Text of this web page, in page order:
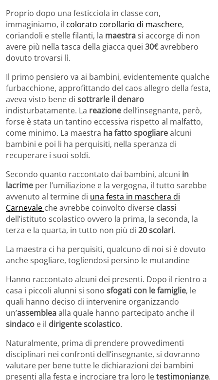
Proprio dopo una festicciola in classe con,
immaginiamo, il colorato corollario di maschere,
coriandoli e stelle filanti, la maestrasi accorge di non
avere più nella tasca della giacca quei 30€avrebbero
dovuto trovarsi lì.
Il primo pensiero va ai bambini, evidentemente qualche
furbacchione, approfittando del caos allegro della festa,
aveva visto bene di sottrarle il denaro
indisturbatamente. La reazione dell’insegnante, però,
forse è stata un tantino eccessiva rispetto al malfatto,
come minimo. La maestra ha fatto spogliarealcuni
bambini e poi li ha perquisiti, nella speranza di
recuperare i suoi soldi.
Secondo quanto raccontato dai bambini, alcuni in
lacrime per l’umiliazione e la vergogna, il tutto sarebbe
avvenuto al termine di una festa in maschera di
Carnevale che avrebbe coinvolto diverse classi
dell’istituto scolastico ovvero la prima, la seconda, la
terza e la quarta, in tutto non più di 20 scolari.
La maestra ci ha perquisiti, qualcuno di noi si è dovuto
anche spogliare, togliendosi persino le mutandine
Hanno raccontato alcuni dei presenti. Dopo il rientro a
casa i piccoli alunni si sono sfogati con le famiglie, le
quali hanno deciso di intervenire organizzando
un’assembleaalla quale hanno partecipato anche il
sindaco e il dirigente scolastico.
Naturalmente, prima di prendere provvedimenti
disciplinari nei confronti dell’insegnante, si dovranno
valutare per bene tutte le dichiarazioni dei bambini
presenti alla festa e incrociare tra loro letestimonianze.